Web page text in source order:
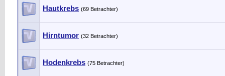
Hautkrebs (69 Betrachter)
Hirntumor (32 Betrachter)
Hodenkrebs (75 Betrachter)